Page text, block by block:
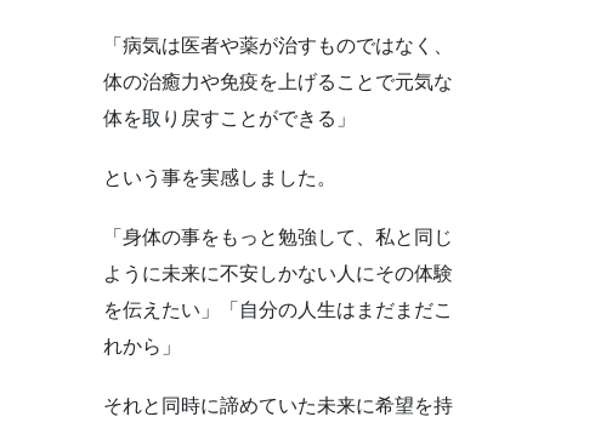
「病気は医者や薬が治すものではなく、
体の治癒力や免疫を上げることで元気な
体を取り戻すことができる」
という事を実感しました。
「身体の事をもっと勉強して、私と同じ
ように未来に不安しかない人にその体験
を伝えたい」「自分の人生はまだまだこ
れから」
それと同時に諦めていた未来に希望を持